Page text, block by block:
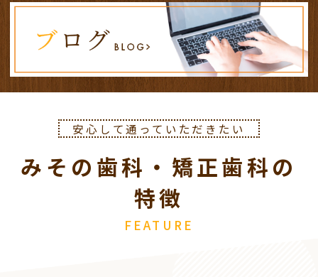
３月２０日（金）は祝日のため休診となりま
振替診療として１９日（木）が診療日となりま
す。
お間違えないようよろしくお願いします。
2026.02.11
２月１１日（水）、２３日（月）は祝日のため
休診 となります。
１２日（木）、２６日（木）は
となります。
安心して通っていただきたい
みその歯科・矯正歯科の
特徴
FEATURE